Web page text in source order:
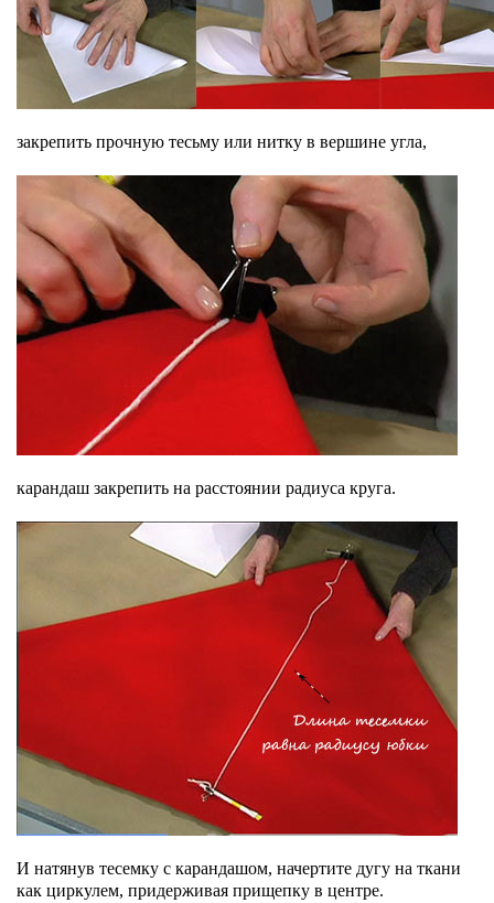
закрепить прочную тесьму или нитку в вершине угла,
карандаш закрепить на расстоянии радиуса круга.
И натянув тесемку с карандашом, начертите дугу на ткани
как циркулем, придерживая прищепку в центре.